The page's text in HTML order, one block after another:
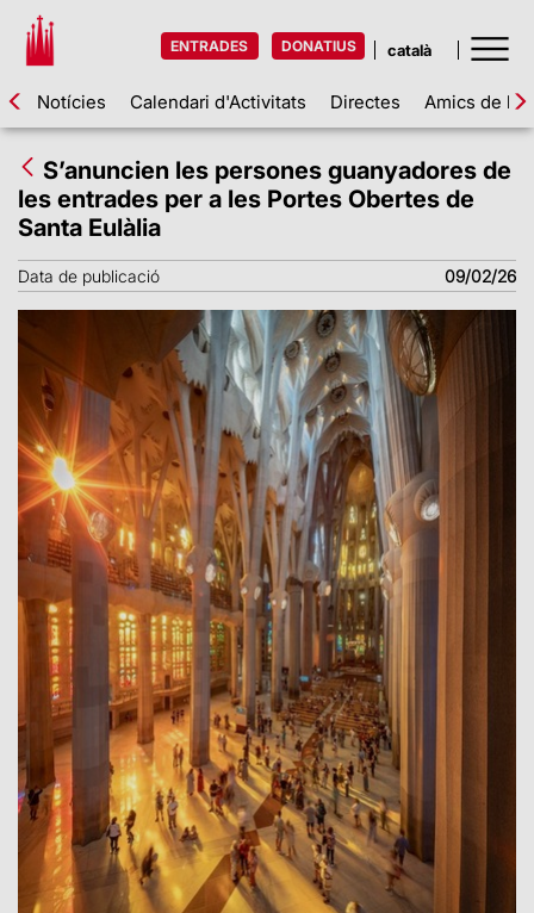
ENTRADES DONATIUS
Notícies Calendari d'Activitats Directes Amics de la
S’anuncien les persones guanyadores de
les entrades per a les Portes Obertes de
Santa Eulàlia
Data de publicació 09/02/26